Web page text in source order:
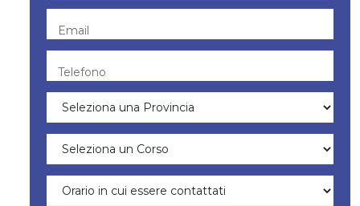
Email
Telefono